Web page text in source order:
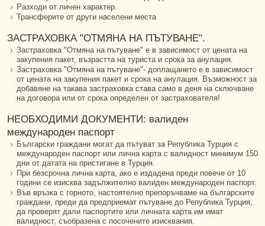
Разходи от личен характер.
Трансферите от други населени места
ЗАСТРАХОВКА "ОТМЯНА НА ПЪТУВАНЕ".
Застраховка "Отмяна на пътуване" е в зависимост от цената на
закупения пакет, възрастта на туриста и срока за анулация.
Застраховка "Отмяна на пътуване"- доплащането е в зависимост
от цената на закупения пакет и срока на анулация. Възможност за
добавяне на такава застраховка става само в деня на сключване
на договора или от срока определен от застрахователя!
НЕОБХОДИМИ ДОКУМЕНТИ: валиден
международен паспорт
Български граждани могат да пътуват за Република Турция с
международен паспорт или лична карта с валидност минимум 150
дни от датата на пристигане в Турция.
При безсрочна лична карта, ако е издадена преди повече от 10
години се изисква задължително валиден международен паспорт.
Във връзка с горното, настоятелно препоръчваме на българските
граждани, преди да предприемат пътуване до Република Турция,
да проверят дали паспортите или личната карта им имат
валидност, съобразена с посочените изисквания.